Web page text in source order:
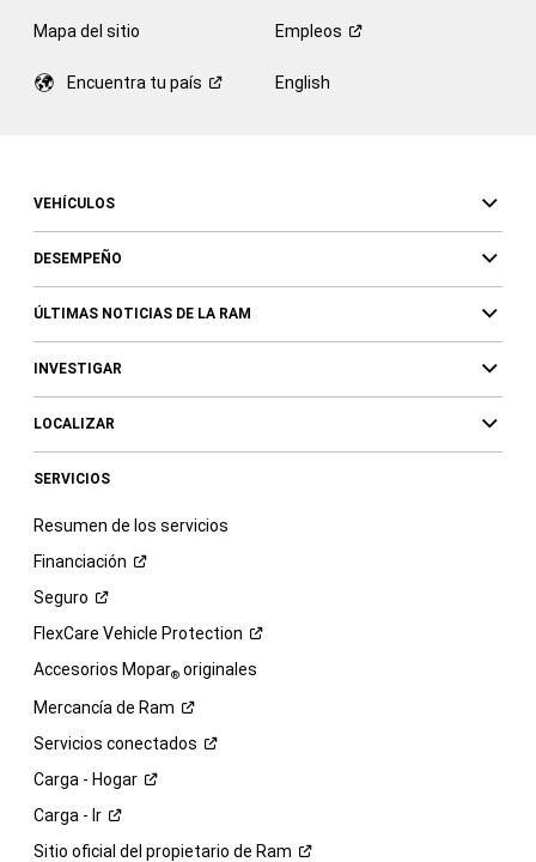
Mapa del sitio Empleos
Encuentra tu país English
VEHÍCULOS
DESEMPEÑO
ÚLTIMAS NOTICIAS DE LA RAM
INVESTIGAR
LOCALIZAR
SERVICIOS
Resumen de los servicios
Financiación
Seguro
FlexCare Vehicle Protection
Accesorios Mopar®originales
Mercancía de Ram
Servicios conectados
Carga - Hogar
Carga - Ir
Sitio oficial del propietario de Ram